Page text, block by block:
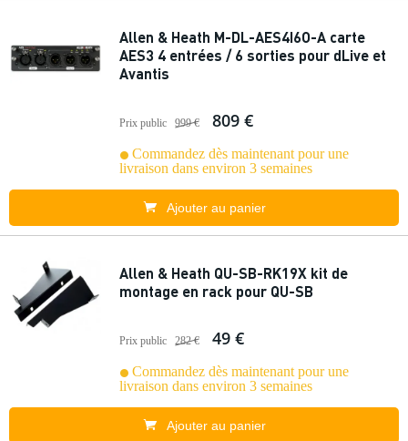
Allen & Heath M-DL-AES4I6O-A carte
AES3 4 entrées / 6 sorties pour dLive et
Avantis
Prix public 999 € 809 €
Commandez dès maintenant pour une
livraison dans environ 3 semaines
Ajouter au panier
Allen & Heath QU-SB-RK19X kit de
montage en rack pour QU-SB
Prix public 282 € 49 €
Commandez dès maintenant pour une
livraison dans environ 3 semaines
Ajouter au panier